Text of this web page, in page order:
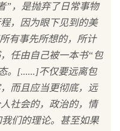
”，是抛弃了日常事物
，因为眼下见到的美
有事先所想的，所计
任由自己被一本书“包
。[......]不仅要远离包
而且应当更彻底，远
社会的，政治的，情
们的理论。甚至如果